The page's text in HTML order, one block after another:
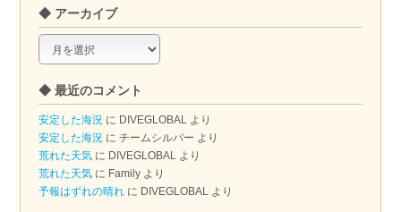
◆ アーカイブ
◆
ア
カ
イ
ブ
◆ 最近のコメント
安定した海況 に DIVEGLOBAL より
安定した海況 にチームシルバー より
荒れた天気 に DIVEGLOBAL より
荒れた天気 に Family より
予報はずれの晴れ に DIVEGLOBAL より